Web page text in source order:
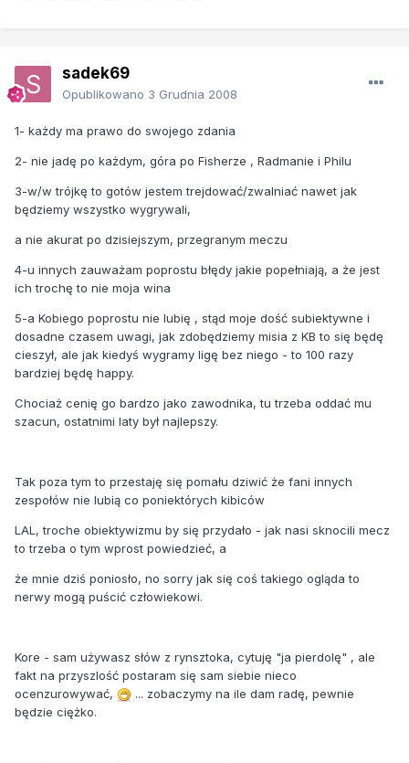
sadek69
Opublikowano 3 Grudnia 2008
1- każdy ma prawo do swojego zdania
2- nie jadę po każdym, góra po Fisherze , Radmanie i Philu
3-w/w trójkę to gotów jestem trejdować/zwalniać nawet jak
będziemy wszystko wygrywali,
a nie akurat po dzisiejszym, przegranym meczu
4-u innych zauważam poprostu błędy jakie popełniają, a że jest
ich trochę to nie moja wina
5-a Kobiego poprostu nie lubię , stąd moje dość subiektywne i
dosadne czasem uwagi, jak zdobędziemy misia z KB to się będę
cieszył, ale jak kiedyś wygramy ligę bez niego - to 100 razy
bardziej będę happy.
Chociaż cenię go bardzo jako zawodnika, tu trzeba oddać mu
szacun, ostatnimi laty był najlepszy.
Tak poza tym to przestaję się pomału dziwić że fani innych
zespołów nie lubią co poniektórych kibiców
LAL, troche obiektywizmu by się przydało - jak nasi sknocili mecz
to trzeba o tym wprost powiedzieć, a
że mnie dziś poniosło, no sorry jak się coś takiego ogląda to
nerwy mogą puścić człowiekowi.
Kore - sam używasz słów z rynsztoka, cytuję "ja pierdolę" , ale
fakt na przyszlość postaram się sam siebie nieco
ocenzurowywać,
... zobaczymy na ile dam radę, pewnie
będzie ciężko.